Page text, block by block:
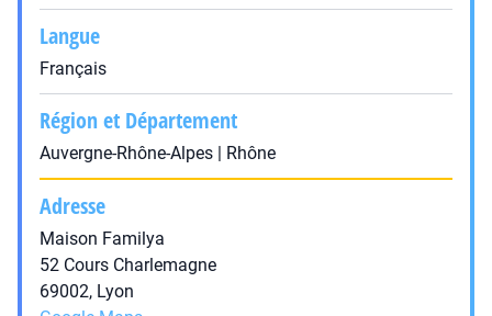
Langue
Français
Région et Département
Auvergne-Rhône-Alpes | Rhône
Adresse
Maison Familya
52 Cours Charlemagne
69002, Lyon